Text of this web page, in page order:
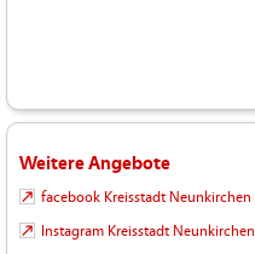
Weitere Angebote
facebook Kreisstadt Neunkirchen
Instagram Kreisstadt Neunkirchen